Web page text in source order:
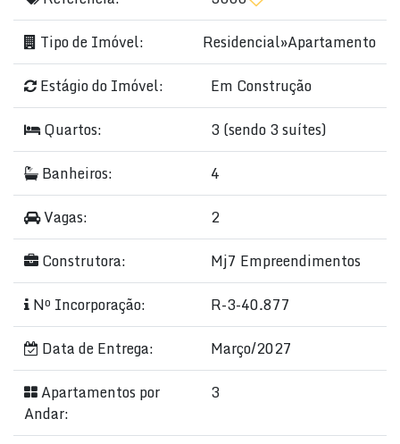
Tipo de Imóvel:
Residencial»Apartamento
Estágio do Imóvel:
Em Construção
Quartos:
3 (sendo 3 suítes)
Banheiros:
4
Vagas:
2
Construtora:
Mj7 Empreendimentos
Nº Incorporação:
R-3-40.877
Data de Entrega:
Março/2027
Apartamentos por
Andar:
3